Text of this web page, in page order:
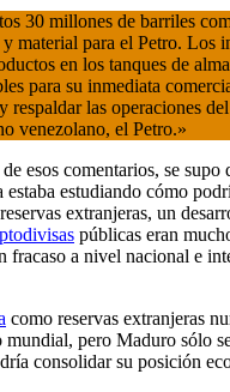
30 millones de barriles
material para el Petro. Los
en los tanques de
para su inmediata
respaldar las operaciones
venezolano, el Petro.»
esos comentarios, se supo
estaba estudiando cómo
extranjeras, un
públicas eran
fracaso a nivel nacional e
como reservas extranjeras
mundial, pero Maduro sólo
consolidar su posición